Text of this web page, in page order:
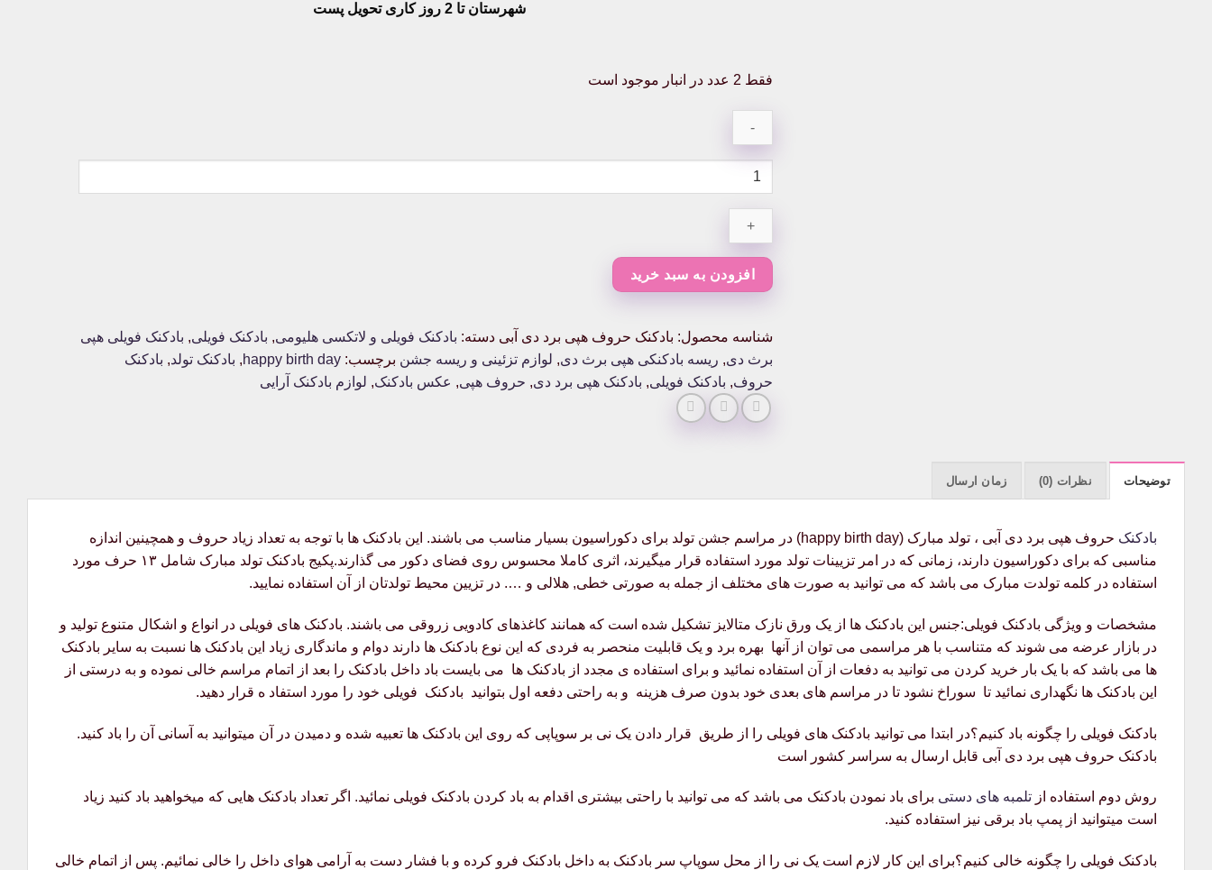
شهرستان تا 2 روز کاری تحویل پست
فقط 2 عدد در انبار موجود است
بادکنک
هپی
عدد
افزودن به سبد خرید
شناسه محصول: بادکنک حروف هپی برد دی آبی دسته: بادکنک فویلی و لاتکسی هلیومی, بادکنک فویلی, بادکنک فویلی هپی
برث دی, ریسه بادکنکی هپی برث دی, لوازم تزئینی و ریسه جشن برچسب: happy birth day
, بادکنک تولد, بادکنک
حروف, بادکنک فویلی, بادکنک هپی برد دی, حروف هپی, عکس بادکنک, لوازم بادکنک آرایی
توضیحات نظرات (0) زمان ارسال
بادکنک
حروف هپی برد دی آبی ، تولد مبارک (happy birth day) در مراسم جشن تولد برای دکوراسیون بسیار مناسب می باشند. این بادکنک ها با توجه به تعداد زیاد حروف و همچینین اندازه
مناسبی که برای دکوراسیون دارند، زمانی که در امر تزیینات تولد مورد استفاده قرار میگیرند، اثری کاملا محسوس روی فضای دکور می گذارند.پکیج بادکنک تولد مبارک شامل ۱۳ حرف مورد
استفاده در کلمه تولدت مبارک می باشد که می توانید به صورت های مختلف از جمله به صورتی خطی, هلالی و …. در تزیین محیط تولدتان از آن استفاده نمایید.
مشخصات و ویژگی بادکنک فویلی:جنس این بادکنک ها از یک ورق نازک متالایز تشکیل شده است که همانند کاغذهای کادویی زروقی می باشند. بادکنک های فویلی در انواع و اشکال متنوع تولید و
در بازار عرضه می شوند که متناسب با هر مراسمی می توان از آنها بهره برد و یک قابلیت منحصر به فردی که این نوع بادکنک ها دارند دوام و ماندگاری زیاد این بادکنک ها نسبت به سایر بادکنک
ها می باشد که با یک بار خرید کردن می توانید به دفعات از آن استفاده نمائید و برای استفاده ی مجدد از بادکنک ها می بایست باد داخل بادکنک را بعد از اتمام مراسم خالی نموده و به درستی از
این بادکنک ها نگهداری نمائید تا سوراخ نشود تا در مراسم های بعدی خود بدون صرف هزینه و به راحتی دفعه اول بتوانید بادکنک فویلی خود را مورد استفاد ه قرار دهید.
بادکنک فویلی را چگونه باد کنیم؟در ابتدا می توانید بادکنک های فویلی را از طریق قرار دادن یک نی بر سوپاپی که روی این بادکنک ها تعبیه شده و دمیدن در آن میتوانید به آسانی آن را باد کنید.
بادکنک حروف هپی برد دی آبی قابل ارسال به سراسر کشور است
روش دوم استفاده از تلمبه های دستی برای باد نمودن بادکنک می باشد که می توانید با راحتی بیشتری اقدام به باد کردن بادکنک فویلی نمائید. اگر تعداد بادکنک هایی که میخواهید باد کنید زیاد
است میتوانید از پمپ باد برقی نیز استفاده کنید.
بادکنک فویلی را چگونه خالی کنیم؟برای این کار لازم است یک نی را از محل سوپاپ سر بادکنک به داخل بادکنک فرو کرده و با فشار دست به آرامی هوای داخل را خالی نمائیم. پس از اتمام خالی